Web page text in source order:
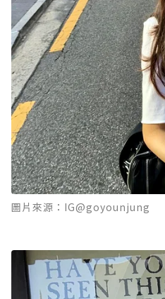
圖片來源：IG@goyounjung